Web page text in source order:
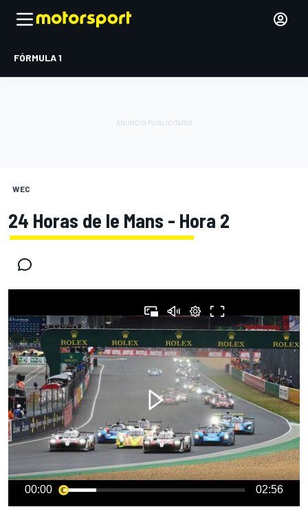
FÓRMULA 1
WEC
24 Horas de le Mans - Hora 2
00:00 02:56